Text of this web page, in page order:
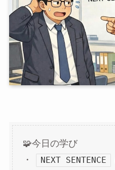
🧩今日の学び
・
NEXT SENTENCE